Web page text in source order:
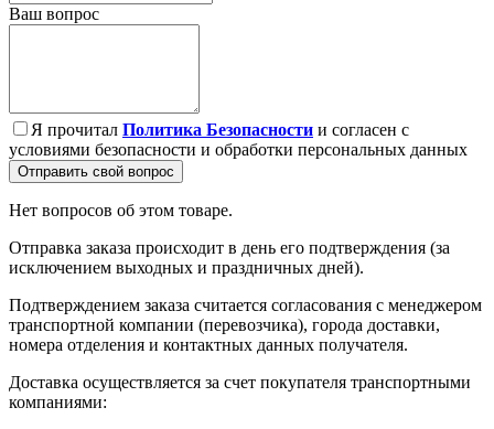
Ваш вопрос
Я прочитал Политика Безопасности и согласен с
условиями безопасности и обработки персональных данных
Отправить свой вопрос
Нет вопросов об этом товаре.
Отправка заказа происходит в день его подтверждения (за
исключением выходных и праздничных дней).
Подтверждением заказа считается согласования с менеджером
транспортной компании (перевозчика), города доставки,
номера отделения и контактных данных получателя.
Доставка осуществляется за счет покупателя транспортными
компаниями: